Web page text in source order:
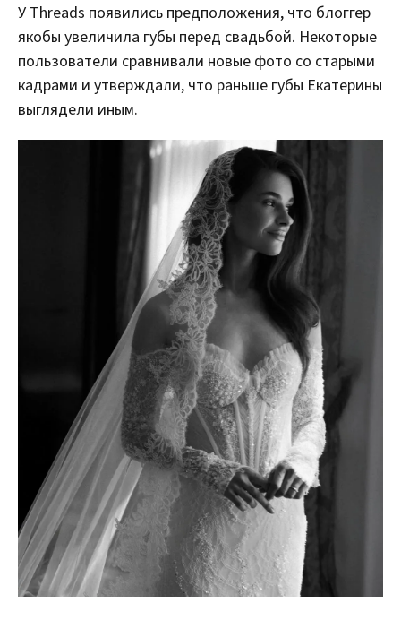
У Threads появились предположения, что блоггер
якобы увеличила губы перед свадьбой. Некоторые
пользователи сравнивали новые фото со старыми
кадрами и утверждали, что раньше губы Екатерины
выглядели иным.